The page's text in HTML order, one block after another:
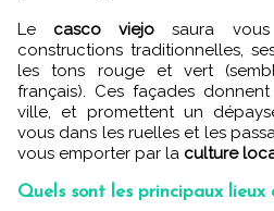
Le casco viejo saura
constructions traditionnelles,
les tons rouge et vert
français). Ces façades
ville, et promettent un
vous dans les ruelles et les
vous emporter par la culture
Quels sont les principaux lieux